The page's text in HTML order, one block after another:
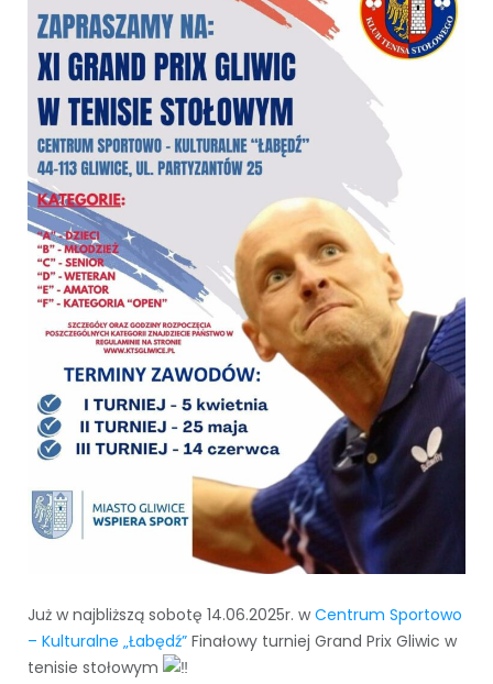
Już w najbliższą sobotę 14.06.2025r. wCentrum Sportowo
– Kulturalne „Łabędź”Finałowy turniej Grand Prix Gliwic w
tenisie stołowym